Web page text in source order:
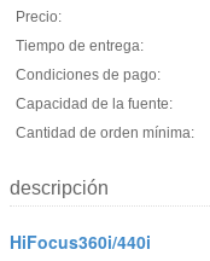
Precio:
Tiempo de entrega:
Condiciones de pago:
Capacidad de la fuente:
Cantidad de orden mínima:
descripción
HiFocus360i/440i